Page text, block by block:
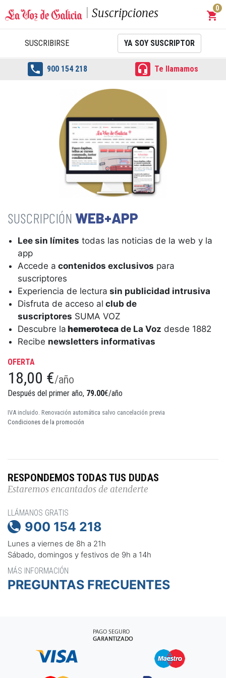
Suscripciones shopping_cart
0
SUSCRIBIRSE YA SOY SUSCRIPTOR
 900 154 218  Te llamamos
WEB+APP
Lee sin límites todas las noticias de la web y la
app
Accede a contenidos exclusivos para
suscriptores
Experiencia de lectura sin publicidad intrusiva
Disfruta de acceso al club de
suscriptores SUMA VOZ
Descubre la hemeroteca de La Voz desde 1882
Recibe newsletters informativas
OFERTA
18,00 €/año
Después del primer año, 79.00€/año
IVA incluido. Renovación automática salvo cancelación previa
Condiciones de la promoción
RESPONDEMOS TODAS TUS DUDAS
Estaremos encantados de atenderte
LLÁMANOS GRATIS
 900 154 218
Lunes a viernes de 8h a 21h
Sábado, domingos y festivos de 9h a 14h
MÁS INFORMACIÓN
PREGUNTAS FRECUENTES